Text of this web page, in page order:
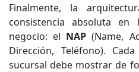
Finalmente, la
consistencia absoluta en
negocio: el NAP (Name,
Dirección, Teléfono).
sucursal debe mostrar de